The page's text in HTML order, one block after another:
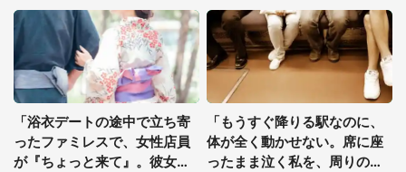
「浴衣デートの途中で立ち寄
ったファミレスで、女性店員
が『ちょっと来て』。彼女は
「もうすぐ降りる駅なのに、
体が全く動かせない。席に座
ったまま泣く私を、周りの乗